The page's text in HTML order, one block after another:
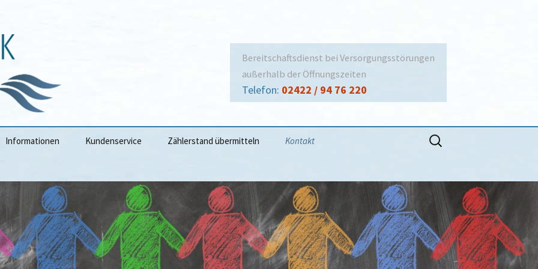
Bereitschaftsdienst bei Versorgungsstörungen
außerhalb der Öffnungszeiten
Telefon: 02422 / 94 76 220
Informationen
Geschäftsbedingungen
Technische Hinweise
Standrohrverleih
Kundenservice
Zählerstand übermitteln
Zählerstand Gartenzähler
übermitteln
Kontakt
Ansprechpartner
Impressum
Suchen
nach: